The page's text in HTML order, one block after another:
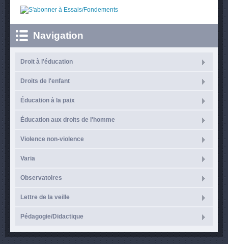
Navigation
Droit à l'éducation
Droits de l'enfant
Éducation à la paix
Éducation aux droits de l'homme
Violence non-violence
Varia
Observatoires
Lettre de la veille
Pédagogie/Didactique